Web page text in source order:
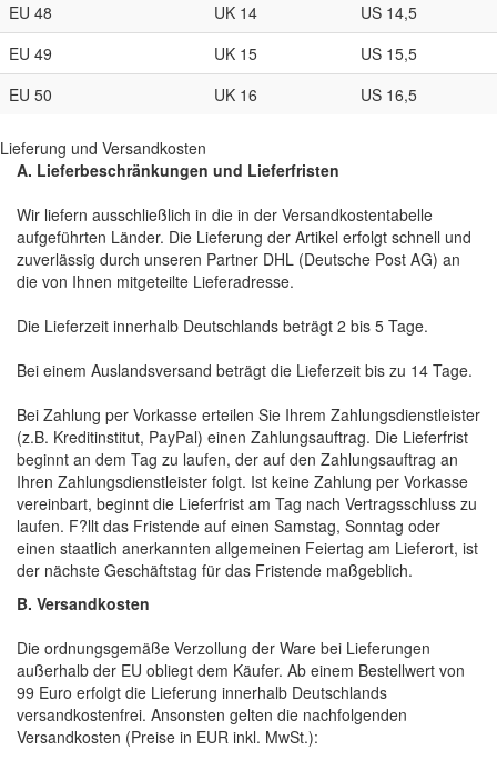
EU 48
UK 14
US 14,5
EU 49
UK 15
US 15,5
EU 50
UK 16 US 16,5
Lieferung und Versandkosten
A. Lieferbeschränkungen und Lieferfristen
Wir liefern ausschließlich in die in der Versandkostentabelle
aufgeführten Länder. Die Lieferung der Artikel erfolgt schnell und
zuverlässig durch unseren Partner DHL (Deutsche Post AG) an
die von Ihnen mitgeteilte Lieferadresse.
Die Lieferzeit innerhalb Deutschlands beträgt 2 bis 5 Tage.
Bei einem Auslandsversand beträgt die Lieferzeit bis zu 14 Tage.
Bei Zahlung per Vorkasse erteilen Sie Ihrem Zahlungsdienstleister
(z.B. Kreditinstitut, PayPal) einen Zahlungsauftrag. Die Lieferfrist
beginnt an dem Tag zu laufen, der auf den Zahlungsauftrag an
Ihren Zahlungsdienstleister folgt. Ist keine Zahlung per Vorkasse
vereinbart, beginnt die Lieferfrist am Tag nach Vertragsschluss zu
laufen. F?llt das Fristende auf einen Samstag, Sonntag oder
einen staatlich anerkannten allgemeinen Feiertag am Lieferort, ist
der nächste Geschäftstag für das Fristende maßgeblich.
B. Versandkosten
Die ordnungsgemäße Verzollung der Ware bei Lieferungen
außerhalb der EU obliegt dem Käufer. Ab einem Bestellwert von
99 Euro erfolgt die Lieferung innerhalb Deutschlands
versandkostenfrei. Ansonsten gelten die nachfolgenden
Versandkosten (Preise in EUR inkl. MwSt.):